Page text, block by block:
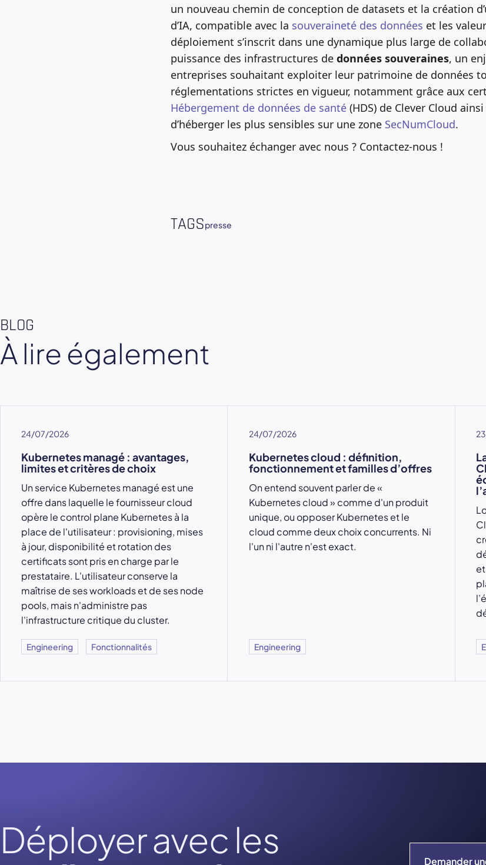
un nouveau chemin de conception de datasets et la création
d’IA, compatible avec la souveraineté des données et les
déploiement s’inscrit dans une dynamique plus large de
puissance des infrastructures de données souveraines, un
entreprises souhaitant exploiter leur patrimoine de données
réglementations strictes en vigueur, notamment grâce aux
Hébergement de données de santé(HDS) de Clever Cloud
d’héberger les plus sensibles sur une zone SecNumCloud.
Vous souhaitez échanger avec nous ? Contactez-nous !
TAGSpresse
BLOG
À lire également
24/07/2026
Kubernetes managé : avantages,
limites et critères de choix
Un service Kubernetes managé est une
offre dans laquelle le fournisseur cloud
opère le control plane Kubernetes à la
place de l'utilisateur : provisioning, mises
à jour, disponibilité et rotation des
certificats sont pris en charge par le
prestataire. L'utilisateur conserve la
maîtrise de ses workloads et de ses node
pools, mais n'administre pas
l'infrastructure critique du cluster.
Engineering Fonctionnalités
24/07/2026
Kubernetes cloud : définition,
fonctionnement et familles d’offres
On entend souvent parler de «
Kubernetes cloud » comme d'un produit
unique, ou opposer Kubernetes et le
cloud comme deux choix concurrents. Ni
l'un ni l'autre n'est exact.
Engineering
Déployer avec les
Demander